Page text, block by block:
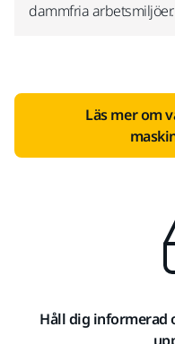
dammfria arbetsmiljöer.
Läs mer om
Håll dig informerad